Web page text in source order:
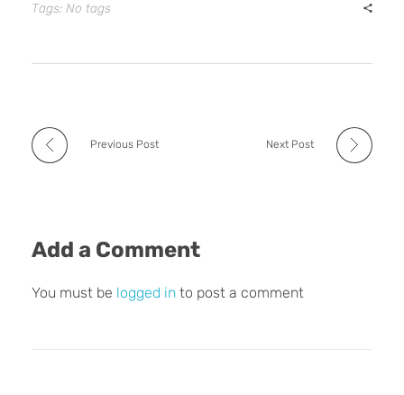
Tags: No tags
Previous Post Next Post
Add a Comment
You must be logged in to post a comment